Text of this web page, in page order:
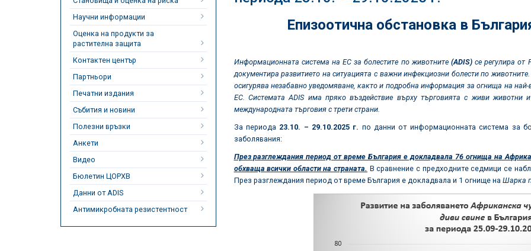
Научни информации
Оценка на продукти за
растителна защита
Контактен център
Партньори
Печатни издания
Събития и новини
Полезни връзки
Анкети
Видео
Бюлетин ЦОРХВ
Данни от ADIS
Антимикробната резистентност
Епизоотична обстановка в
Информационната система на ЕС за болестите по животните (ADIS)се регулира от
документира развитието на ситуацията с важни инфекциозни болести по
осигурява незабавно уведомяване, както и подробна информация за огнища на
ЕС. Системата ADIS има пряко въздействие върху търговията с живи
международната търговия с трети страни.
За периода 23.10. – 29.10.2025 г. по данни от информационната система за
заболявания:
През разглеждания период от време България е докладвала 76 огнища на
обхваща всички области на страната. В сравнение с предходните седмици се
През разглеждания период от време България е докладвала и 1 огнище на Шарка